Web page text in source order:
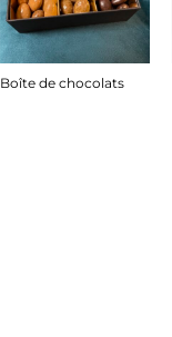
Boîte de chocolats